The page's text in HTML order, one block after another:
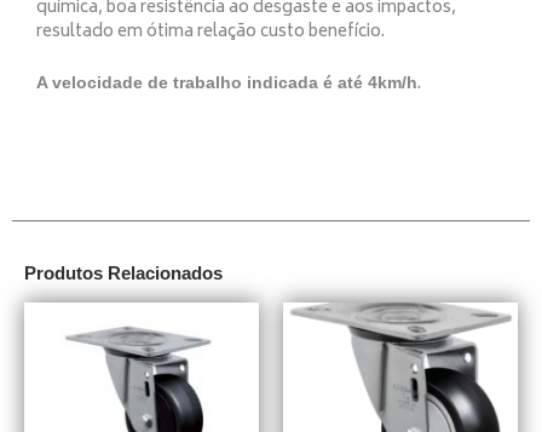
química, boa resistência ao desgaste e aos impactos,
resultado em ótima relação custo benefício.
A velocidade de trabalho indicada é até 4km/h.
Produtos Relacionados